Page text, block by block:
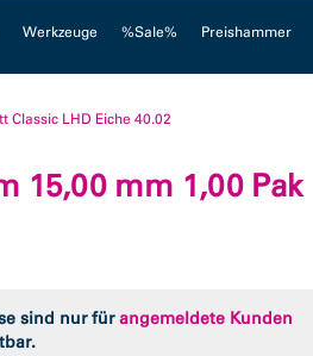
Werkzeuge %Sale% Preishammer
Classic LHD Eiche 40.02
15,00 mm 1,00 Pak
sind nur fürangemeldete Kunden